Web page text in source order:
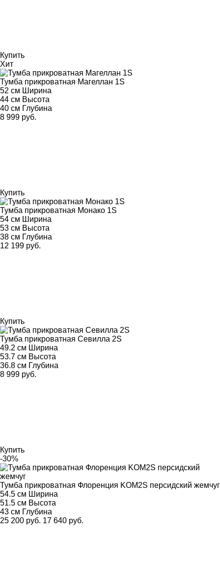
Купить
Хит
Тумба прикроватная Магеллан 1S
52 см Ширина
44 см Высота
40 см Глубина
8 999 руб.
Купить
Тумба прикроватная Монако 1S
54 см Ширина
53 см Высота
38 см Глубина
12 199 руб.
Купить
Тумба прикроватная Севилла 2S
49.2 см Ширина
53.7 см Высота
36.8 см Глубина
8 999 руб.
Купить
-30%
Тумба прикроватная Флоренция KOM2S персидский жемчуг
54.5 см Ширина
51.5 см Высота
43 см Глубина
25 200 руб. 17 640 руб.